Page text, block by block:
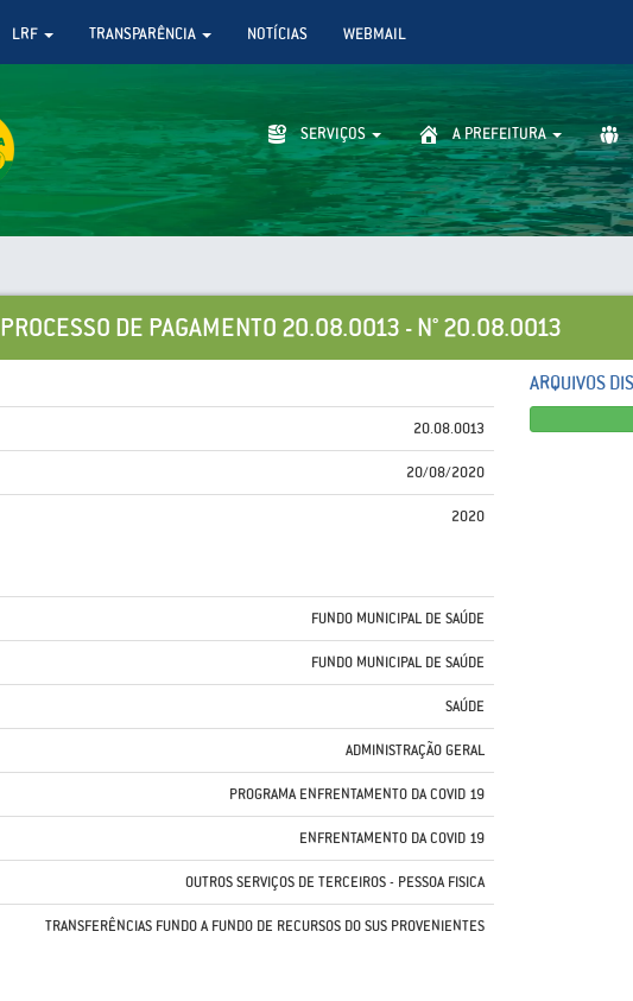
LRF TRANSPARÊNCIA NOTÍCIAS WEBMAIL
SERVIÇOS A PREFEITURA
PROCESSO DE PAGAMENTO 20.08.0013 - N° 20.08.0013
20.08.0013
20/08/2020
2020
FUNDO MUNICIPAL DE SAÚDE
FUNDO MUNICIPAL DE SAÚDE
SAÚDE
ADMINISTRAÇÃO GERAL
PROGRAMA ENFRENTAMENTO DA COVID 19
ENFRENTAMENTO DA COVID 19
OUTROS SERVIÇOS DE TERCEIROS - PESSOA FISICA
TRANSFERÊNCIAS FUNDO A FUNDO DE RECURSOS DO SUS PROVENIENTES
ARQUIVOS